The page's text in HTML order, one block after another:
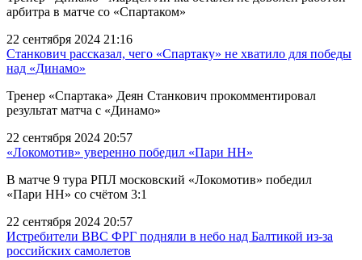
арбитра в матче со «Спартаком»
22 сентября 2024 21:16
Станкович рассказал, чего «Спартаку» не хватило для победы
над «Динамо»
Тренер «Спартака» Деян Станкович прокомментировал
результат матча с «Динамо»
22 сентября 2024 20:57
«Локомотив» уверенно победил «Пари НН»
В матче 9 тура РПЛ московский «Локомотив» победил
«Пари НН» со счётом 3:1
22 сентября 2024 20:57
Истребители ВВС ФРГ подняли в небо над Балтикой из-за
российских самолетов